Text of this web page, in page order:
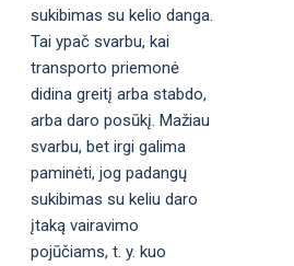
sukibimas su kelio danga.
Tai ypač svarbu, kai
transporto priemonė
didina greitį arba stabdo,
arba daro posūkį. Mažiau
svarbu, bet irgi galima
paminėti, jog padangų
sukibimas su keliu daro
įtaką vairavimo
pojūčiams, t. y. kuo